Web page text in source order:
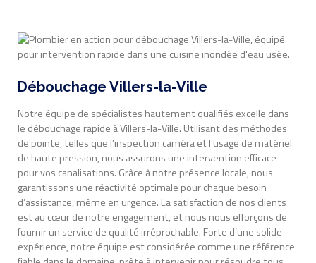
Débouchage Villers-la-Ville
Notre équipe de spécialistes hautement qualifiés excelle dans
le débouchage rapide à Villers-la-Ville. Utilisant des méthodes
de pointe, telles que l’inspection caméra et l’usage de matériel
de haute pression, nous assurons une intervention efficace
pour vos canalisations. Grâce à notre présence locale, nous
garantissons une réactivité optimale pour chaque besoin
d’assistance, même en urgence. La satisfaction de nos clients
est au cœur de notre engagement, et nous nous efforçons de
fournir un service de qualité irréprochable. Forte d’une solide
expérience, notre équipe est considérée comme une référence